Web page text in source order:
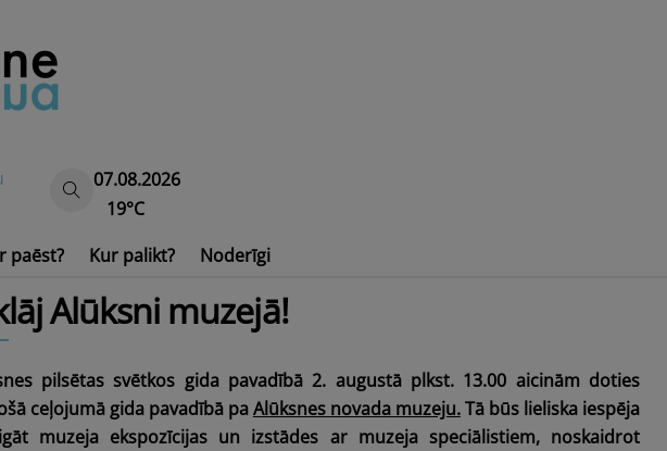
07.08.2026
19°C
paēst? Kur palikt? Noderīgi
Alūksni muzejā!
pilsētas svētkos gida pavadībā 2. augustā plkst. 13.00 aicinām doties
ceļojumā gida pavadībā paAlūksnes novada muzeju.Tā būs lieliska iespēja
muzeja ekspozīcijas un izstādes ar muzeja speciālistiem, noskaidrot